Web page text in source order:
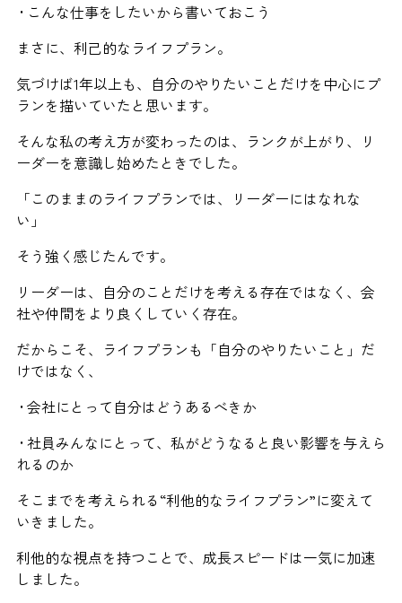
• こんな仕事をしたいから書いておこう
まさに、利己的なライフプラン。
気づけば1年以上も、自分のやりたいことだけを中心にプ
ランを描いていたと思います。
そんな私の考え方が変わったのは、ランクが上がり、リ
ーダーを意識し始めたときでした。
「このままのライフプランでは、リーダーにはなれな
い」
そう強く感じたんです。
リーダーは、自分のことだけを考える存在ではなく、会
社や仲間をより良くしていく存在。
だからこそ、ライフプランも「自分のやりたいこと」だ
けではなく、
• 会社にとって自分はどうあるべきか
• 社員みんなにとって、私がどうなると良い影響を与えら
れるのか
そこまでを考えられる“利他的なライフプラン”に変えて
いきました。
利他的な視点を持つことで、成長スピードは一気に加速
しました。